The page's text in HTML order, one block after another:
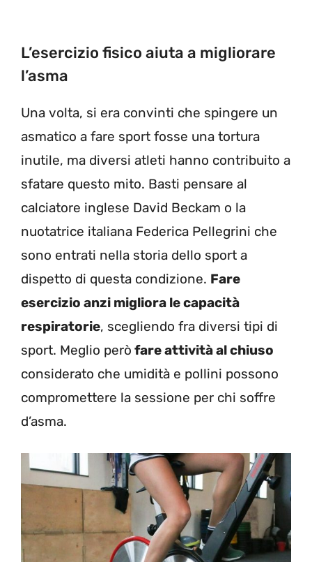
L’esercizio fisico aiuta a migliorare
l’asma
Una volta, si era convinti che spingere un
asmatico a fare sport fosse una tortura
inutile, ma diversi atleti hanno contribuito a
sfatare questo mito. Basti pensare al
calciatore inglese David Beckam o la
nuotatrice italiana Federica Pellegrini che
sono entrati nella storia dello sport a
dispetto di questa condizione. Fare
esercizio anzi migliora le capacità
respiratorie, scegliendo fra diversi tipi di
sport. Meglio però fare attività al chiuso
considerato che umidità e pollini possono
compromettere la sessione per chi soffre
d’asma.